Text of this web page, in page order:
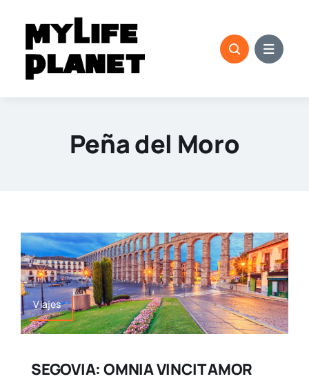
contenido
Peña del Moro
Viajes
SEGOVIA: OMNIA VINCIT AMOR